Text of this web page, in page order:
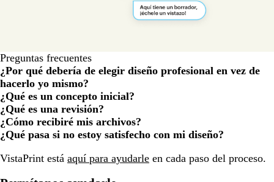
Preguntas frecuentes
¿Por qué debería de elegir diseño profesional en vez de
hacerlo yo mismo?
¿Qué es un concepto inicial?
¿Qué es una revisión?
¿Cómo recibiré mis archivos?
¿Qué pasa si no estoy satisfecho con mi diseño?
VistaPrint está aquí para ayudarle en cada paso del proceso.